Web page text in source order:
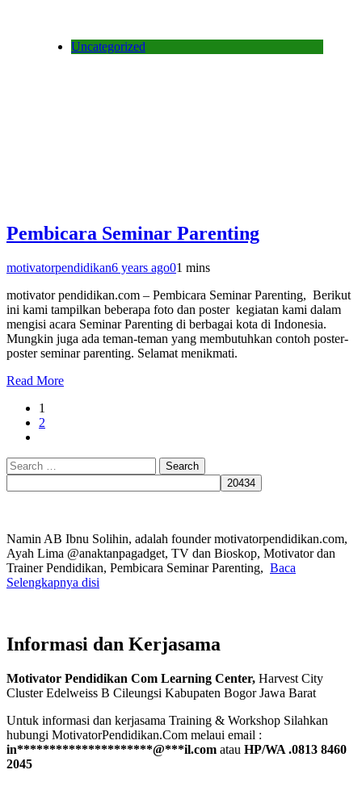
Uncategorized
Pembicara Seminar Parenting
motivatorpendidikan6 years ago01 mins
motivator pendidikan.com – Pembicara Seminar Parenting, Berikut
ini kami tampilkan beberapa foto dan poster kegiatan kami dalam
mengisi acara Seminar Parenting di berbagai kota di Indonesia.
Mungkin juga ada teman-teman yang membutuhkan contoh poster-
poster seminar parenting. Selamat menikmati.
Read More
1
2
Search
for:
Namin AB Ibnu Solihin, adalah founder motivatorpendidikan.com,
Ayah Lima @anaktanpagadget, TV dan Bioskop, Motivator dan
Trainer Pendidikan, Pembicara Seminar Parenting, Baca
Selengkapnya disi
Informasi dan Kerjasama
Motivator Pendidikan Com Learning Center, Harvest City
Cluster Edelweiss B Cileungsi Kabupaten Bogor Jawa Barat
Untuk informasi dan kerjasama Training & Workshop Silahkan
hubungi MotivatorPendidikan.Com melaui email :
in*********************@***il.com atau HP/WA .0813 8460
2045